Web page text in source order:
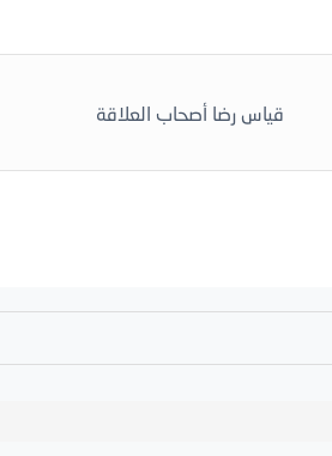
قياس رضا أصحاب العلاقة